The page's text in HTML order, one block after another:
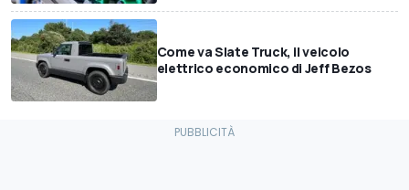
Come va Slate Truck, il veicolo
elettrico economico di Jeff Bezos